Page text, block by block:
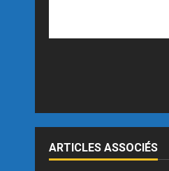
ARTICLES ASSOCIÉS